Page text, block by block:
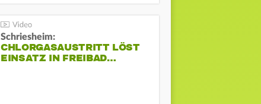
Schriesheim:
CHLORGASAUSTRITT LÖST
EINSATZ IN FREIBAD…